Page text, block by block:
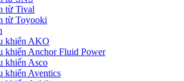
từ Tival
từ Toyooki
khiển AKO
khiển Anchor Fluid Power
khiển Asco
khiển Aventics